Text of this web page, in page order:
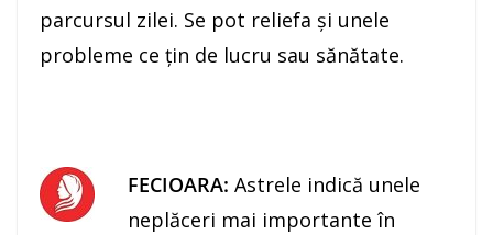
parcursul zilei. Se pot reliefa şi unele
probleme ce ţin de lucru sau sănătate.
FECIOARA: Astrele indică unele
neplăceri mai importante în